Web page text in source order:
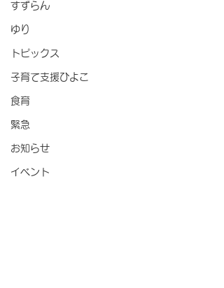
すずらん
ゆり
トピックス
子育て支援ひよこ
食育
緊急
お知らせ
イベント